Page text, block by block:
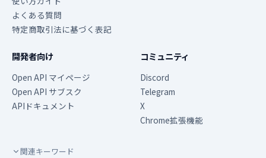
よくある質問
特定商取引法に基づく表記
開発者向け
Open API マイページ
Open API サブスク
APIドキュメント
コミュニティ
Discord
Telegram
X
Chrome拡張機能
関連キーワード